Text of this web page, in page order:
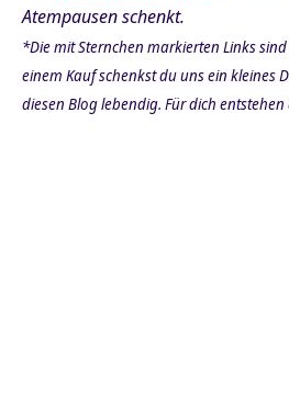
Achtsamkeit und
(Biological Psychiatry)
Lebensstil-Umstellung und
Atempausen schenkt.
*Die mit Sternchen markierten Links
einem Kauf schenkst du uns ein kleines
diesen Blog lebendig. Für dich